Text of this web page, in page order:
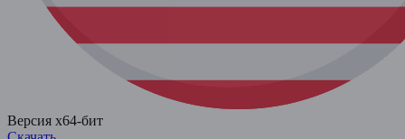
Версия x64-бит